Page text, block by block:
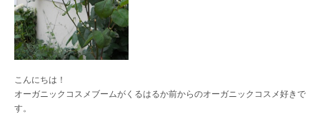
こんにちは！
オーガニックコスメブームがくるはるか前からのオーガニックコスメ好きで
す。